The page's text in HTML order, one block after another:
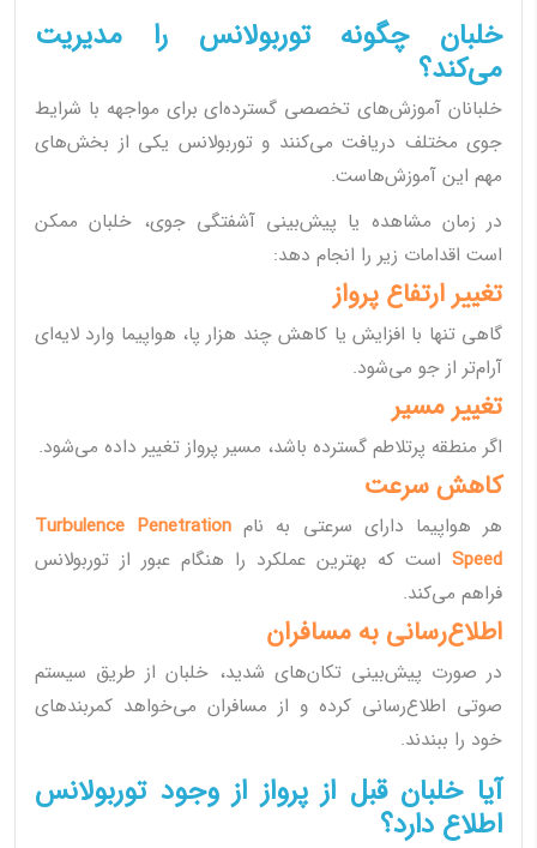
خلبان چگونه توربولانس را مدیریت
می‌کند؟
خلبانان آموزش‌های تخصصی گسترده‌ای برای مواجهه با شرایط
جوی مختلف دریافت می‌کنند و توربولانس یکی از بخش‌های
مهم این آموزش‌هاست.
در زمان مشاهده یا پیش‌بینی آشفتگی جوی، خلبان ممکن
است اقدامات زیر را انجام دهد:
تغییر ارتفاع پرواز
گاهی تنها با افزایش یا کاهش چند هزار پا، هواپیما وارد لایه‌ای
آرام‌تر از جو می‌شود.
تغییر مسیر
اگر منطقه پرتلاطم گسترده باشد، مسیر پرواز تغییر داده می‌شود.
کاهش سرعت
هر هواپیما دارای سرعتی به نام Turbulence Penetration
Speed است که بهترین عملکرد را هنگام عبور از توربولانس
فراهم می‌کند.
اطلاع‌رسانی به مسافران
در صورت پیش‌بینی تکان‌های شدید، خلبان از طریق سیستم
صوتی اطلاع‌رسانی کرده و از مسافران می‌خواهد کمربندهای
خود را ببندند.
آیا خلبان قبل از پرواز از وجود توربولانس
اطلاع دارد؟